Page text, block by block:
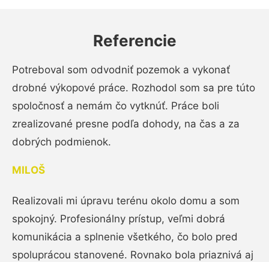
Referencie
Potreboval som odvodniť pozemok a vykonať
drobné výkopové práce. Rozhodol som sa pre túto
spoločnosť a nemám čo vytknúť. Práce boli
zrealizované presne podľa dohody, na čas a za
dobrých podmienok.
MILOŠ
Realizovali mi úpravu terénu okolo domu a som
spokojný. Profesionálny prístup, veľmi dobrá
komunikácia a splnenie všetkého, čo bolo pred
spoluprácou stanovené. Rovnako bola priaznivá aj